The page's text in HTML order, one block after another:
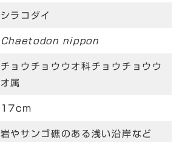
シラコダイ
Chaetodon nippon
チョウチョウウオ科チョウチョウウ
オ属
17cm
岩やサンゴ礁のある浅い沿岸など